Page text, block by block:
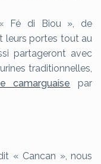
Fé di Biou », de
leurs portes tout au
partageront avec
traditionnelles,
camarguaise par
« Cancan », nous